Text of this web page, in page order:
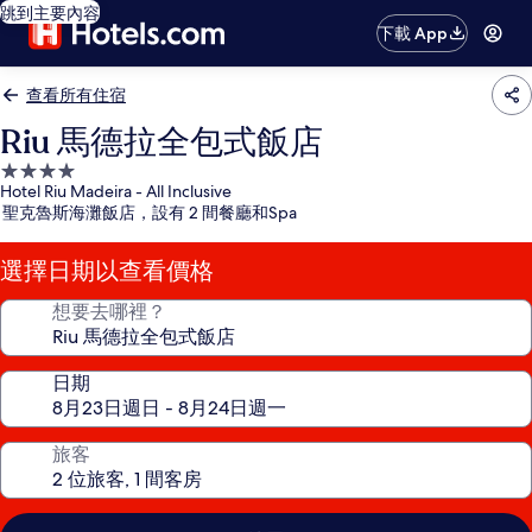
跳到主要內容
下載 App
查看所有住宿
Riu 馬德拉全包式飯店
4.0
星
級
住
宿
Hotel Riu Madeira - All Inclusive
聖克魯斯海灘飯店，設有 2 間餐廳和Spa
選擇日期以查看價格
想要去哪裡？
日期
旅客